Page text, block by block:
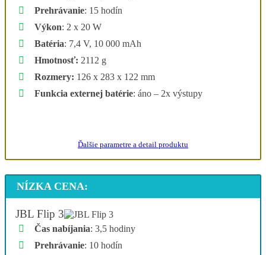
Prehrávanie: 15 hodín
Výkon: 2 x 20 W
Batéria: 7,4 V, 10 000 mAh
Hmotnosť: 2112 g
Rozmery: 126 x 283 x 122 mm
Funkcia externej batérie: áno – 2x výstupy
Ďalšie parametre a detail produktu
NÍZKA CENA:
JBL Flip 3
Čas nabíjania: 3,5 hodiny
Prehrávanie: 10 hodín